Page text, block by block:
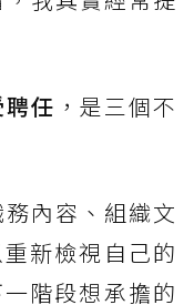
任 ，是三個不
內容、組織文
新檢視自己的
階段想承擔的